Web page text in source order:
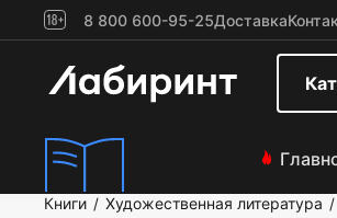
8 800 600-95-25Доставка
Книги / Художественная литература /